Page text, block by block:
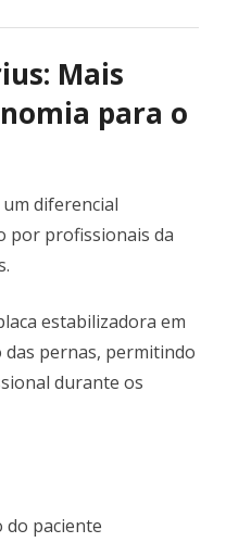
Mais
para o
diferencial
por profissionais da
estabilizadora em
pernas, permitindo
durante os
do paciente